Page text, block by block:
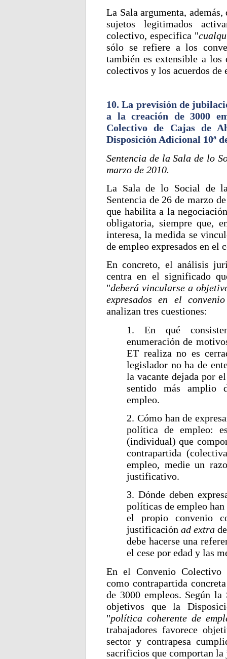
La Sala argumenta,
sujetos legitimados
colectivo, especifica "
sólo se refiere a los
también es extensible a los
colectivos y los acuerdos de
10. La previsión de
a la creación de 3000
Colectivo de Cajas de
Disposición Adicional 10ª
Sentencia de la Sala de lo
marzo de 2010.
La Sala de lo Social de
Sentencia de 26 de marzo
que habilita a la
obligatoria, siempre que,
interesa, la medida se
de empleo expresados en el
En concreto, el análisis
centra en el significado
"deberá vincularse a
expresados en el
analizan tres cuestiones:
1. En qué
enumeración de
ET realiza no es
legislador no ha de
la vacante dejada por
sentido más amplio
empleo.
2. Cómo han de
política de empleo:
(individual) que
contrapartida
empleo, medie un
justificativo.
3. Dónde deben
políticas de empleo han
el propio convenio
justificaciónad extra
debe hacerse una
el cese por edad y las
En el Convenio Colectivo
como contrapartida
de 3000 empleos. Según
objetivos que la
"política coherente de
trabajadores favorece
sector y contrapesa
sacrificios que comportan